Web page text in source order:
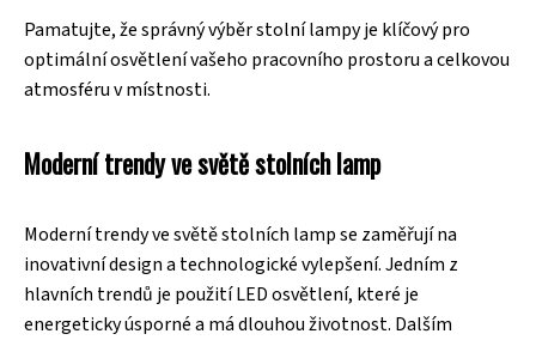
Pamatujte, že správný výběr stolní lampy je klíčový pro
optimální osvětlení vašeho pracovního prostoru a celkovou
atmosféru v místnosti.
Moderní trendy ve světě stolních lamp
Moderní trendy ve světě stolních lamp se zaměřují na
inovativní design a technologické vylepšení. Jedním z
hlavních trendů je použití LED osvětlení, které je
energeticky úsporné a má dlouhou životnost. Dalším